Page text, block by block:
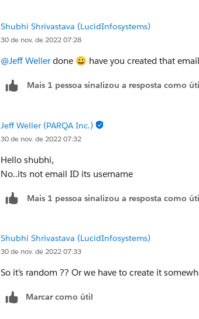
Shubhi Shrivastava (LucidInfosystems)
30 de nov. de 2022 07:28
@Jeff Wellerdone 😀 have you created that email
Mais 1 pessoa sinalizou a resposta como
Jeff Weller (PARQA Inc.)
30 de nov. de 2022 07:32
Hello shubhi,
No..its not email ID its username
Mais 1 pessoa sinalizou a resposta como
Shubhi Shrivastava (LucidInfosystems)
30 de nov. de 2022 07:33
So it’s random ?? Or we have to create it
Marcar como útil